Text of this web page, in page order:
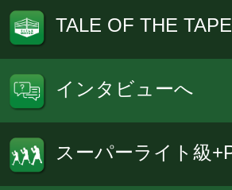
TALE OF THE TAPE
インタビューへ
スーパーライト級